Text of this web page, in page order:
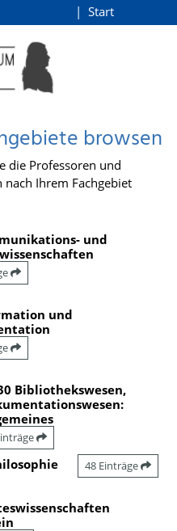
Start
browsen
die Professoren und
nach Ihrem Fachgebiet
und
und
Bibliothekswesen,
48 Einträge